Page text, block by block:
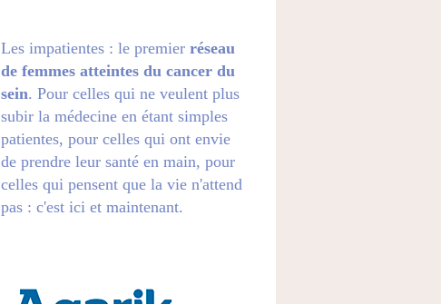
Les impatientes : le premier réseau
de femmes atteintes du cancer du
sein. Pour celles qui ne veulent plus
subir la médecine en étant simples
patientes, pour celles qui ont envie
de prendre leur santé en main, pour
celles qui pensent que la vie n'attend
pas : c'est ici et maintenant.